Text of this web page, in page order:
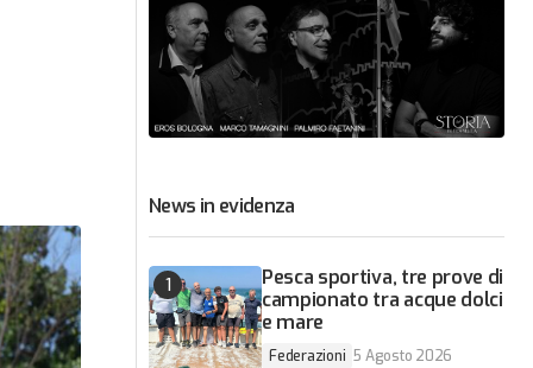
News in evidenza
Pesca sportiva, tre prove di
campionato tra acque dolci
e mare
Federazioni 5 Agosto 2026